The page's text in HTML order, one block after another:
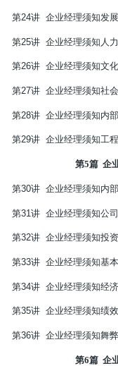
第24讲 企业经理须知发
第25讲 企业经理须知人
第26讲 企业经理须知文
第27讲 企业经理须知社
第28讲 企业经理须知内
第29讲 企业经理须知工
第5篇 企
第30讲 企业经理须知内
第31讲 企业经理须知公
第32讲 企业经理须知投
第33讲 企业经理须知基
第34讲 企业经理须知经
第35讲 企业经理须知绩
第36讲 企业经理须知舞
第6篇 企